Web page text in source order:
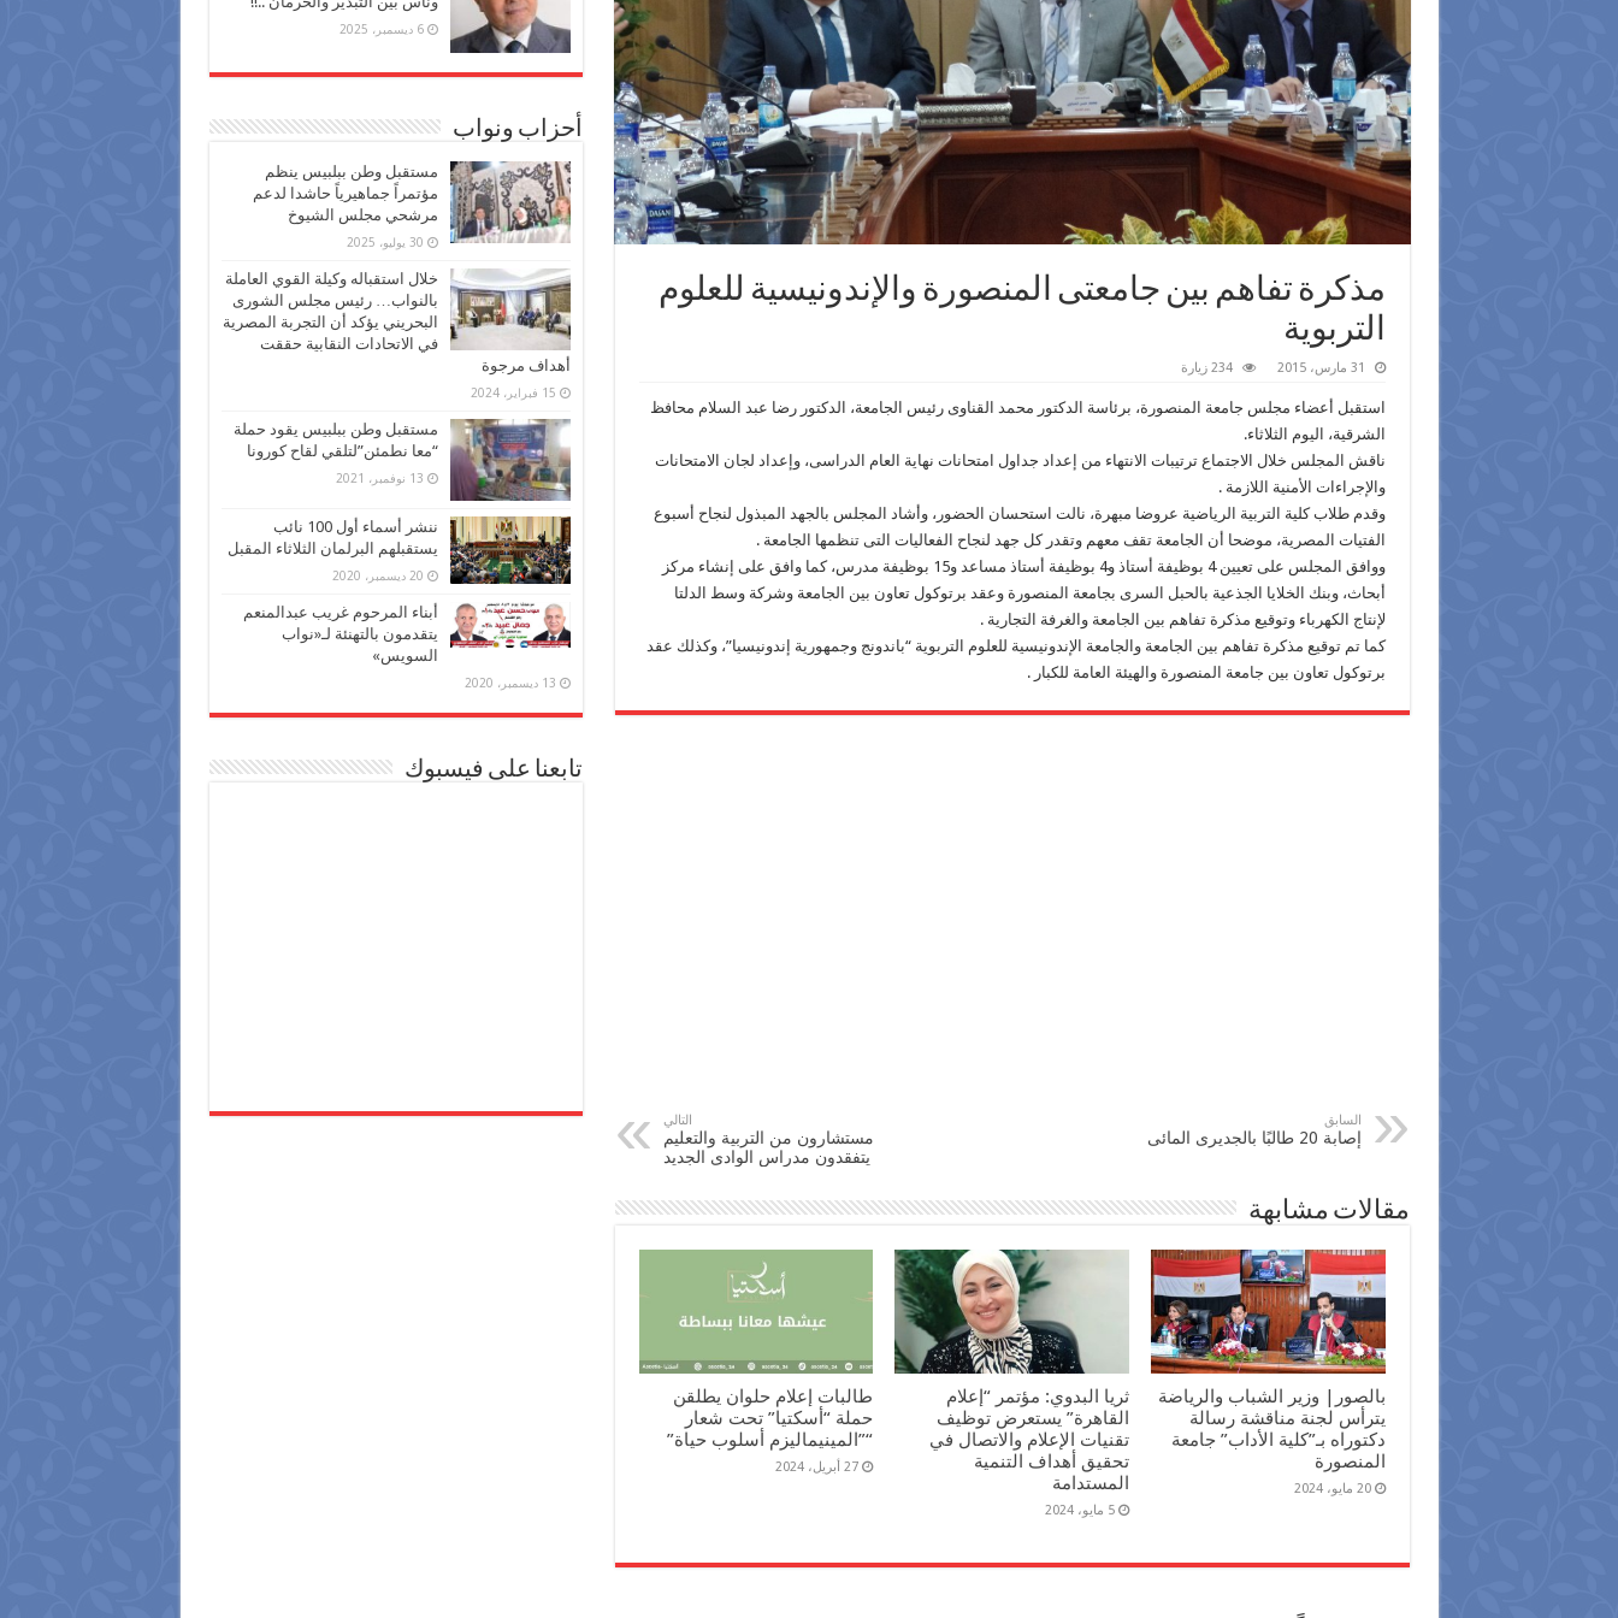
مذكرة تفاهم بين جامعتى المنصورة والإندونيسية للعلوم
التربوية
31 مارس، 2015 234 زيارة
استقبل أعضاء مجلس جامعة المنصورة، برئاسة الدكتور محمد القناوى رئيس الجامعة، الدكتور رضا عبد السلام محافظ
الشرقية، اليوم الثلاثاء.
ناقش المجلس خلال الاجتماع ترتيبات الانتهاء من إعداد جداول امتحانات نهاية العام الدراسى، وإعداد لجان الامتحانات
والإجراءات الأمنية اللازمة .
وقدم طلاب كلية التربية الرياضية عروضا مبهرة، نالت استحسان الحضور، وأشاد المجلس بالجهد المبذول لنجاح أسبوع
الفتيات المصرية، موضحا أن الجامعة تقف معهم وتقدر كل جهد لنجاح الفعاليات التى تنظمها الجامعة .
ووافق المجلس على تعيين 4 بوظيفة أستاذ و4 بوظيفة أستاذ مساعد و15 بوظيفة مدرس، كما وافق على إنشاء مركز
أبحاث، وبنك الخلايا الجذعية بالحبل السرى بجامعة المنصورة وعقد برتوكول تعاون بين الجامعة وشركة وسط الدلتا
لإنتاج الكهرباء وتوقيع مذكرة تفاهم بين الجامعة والغرفة التجارية .
كما تم توقيع مذكرة تفاهم بين الجامعة والجامعة الإندونيسية للعلوم التربوية “باندونج وجمهورية إندونيسيا”، وكذلك عقد
برتوكول تعاون بين جامعة المنصورة والهيئة العامة للكبار .
السابق
إصابة 20 طالبًا بالجديرى المائى
التالي
مستشارون من التربية والتعليم
يتفقدون مدراس الوادى الجديد
مقالات مشابهة
بالصور| وزير الشباب والرياضة
يترأس لجنة مناقشة رسالة
دكتوراه بـ”كلية الأداب” جامعة
المنصورة
20 مايو، 2024
ثريا البدوي: مؤتمر “إعلام
القاهرة” يستعرض توظيف
تقنيات الإعلام والاتصال في
تحقيق أهداف التنمية
المستدامة
5 مايو، 2024
طالبات إعلام حلوان يطلقن
حملة “أسكتيا” تحت شعار
“”المينيماليزم أسلوب حياة”
27 أبريل، 2024
6 ديسمبر، 2025
أحزاب ونواب
مستقبل وطن ببلبيس ينظم
مؤتمراً جماهيرياً حاشدا لدعم
مرشحي مجلس الشيوخ
30 يوليو، 2025
خلال استقباله وكيلة القوي العاملة
بالنواب… رئيس مجلس الشورى
البحريني يؤكد أن التجربة المصرية
في الاتحادات النقابية حققت
أهداف مرجوة
15 فبراير، 2024
مستقبل وطن ببلبيس يقود حملة
“معا نطمئن”لتلقي لقاح كورونا
13 نوفمبر، 2021
ننشر أسماء أول 100 نائب
يستقبلهم البرلمان الثلاثاء المقبل
20 ديسمبر، 2020
أبناء المرحوم غريب عبدالمنعم
يتقدمون بالتهنئة لـ«نواب
السويس»
13 ديسمبر، 2020
تابعنا على فيسبوك